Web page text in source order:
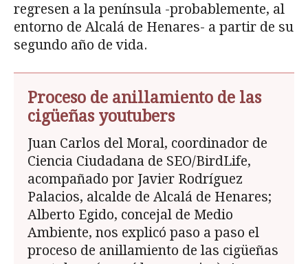
regresen a la península -probablemente, al
entorno de Alcalá de Henares- a partir de su
segundo año de vida.
Proceso de anillamiento de las
cigüeñas youtubers
Juan Carlos del Moral, coordinador de
Ciencia Ciudadana de SEO/BirdLife,
acompañado por Javier Rodríguez
Palacios, alcalde de Alcalá de Henares;
Alberto Egido, concejal de Medio
Ambiente, nos explicó paso a paso el
proceso de anillamiento de las cigüeñas